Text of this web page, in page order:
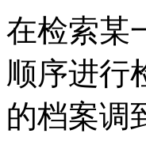
在检索某
顺序进行
的档案调